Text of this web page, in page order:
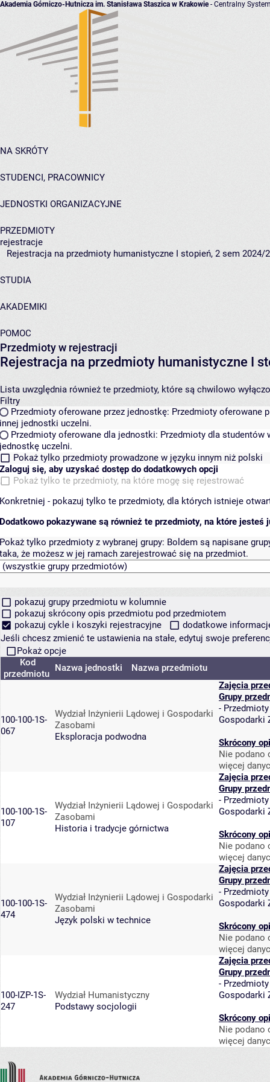
Akademia Górniczo-Hutnicza im. Stanisława Staszica w Krakowie- Centralny
NA SKRÓTY
STUDENCI, PRACOWNICY
JEDNOSTKI ORGANIZACYJNE
PRZEDMIOTY
rejestracje
Rejestracja na przedmioty humanistyczne I stopień, 2 sem 2024/
STUDIA
AKADEMIKI
POMOC
Przedmioty w rejestracji
Rejestracja na przedmioty humanistyczne I
Lista uwzględnia również te przedmioty, które są chwilowo
Filtry
Przedmioty oferowane przez jednostkę: Przedmioty oferowane
innej jednostki uczelni.
Przedmioty oferowane dla jednostki: Przedmioty dla studentów
jednostkę uczelni.
Pokaż tylko przedmioty prowadzone w języku innym niż polski
Zaloguj się, aby uzyskać dostęp do dodatkowych opcji
Pokaż tylko te przedmioty, na które mogę się rejestrować
Konkretniej - pokazuj tylko te przedmioty, dla których istnieje
Dodatkowo pokazywane są również te przedmioty, na które jesteś
Pokaż tylko przedmioty z wybranej grupy: Boldem są napisane
taka, że możesz w jej ramach zarejestrować się na przedmiot.
pokazuj grupy przedmiotu w kolumnie
pokazuj skrócony opis przedmiotu pod przedmiotem
pokazuj cykle i koszyki rejestracyjne
dodatkowe
Jeśli chcesz zmienić te ustawienia na stałe, edytuj swoje
Pokaż opcje
Kod
przedmiotu
Nazwa jednostki Nazwa przedmiotu
100-100-1S-
067
Wydział Inżynierii Lądowej i Gospodarki
Zasobami
Eksploracja podwodna
Zajęcia
Grupy
-
Gospodarki
Skrócony
Nie podano
więcej
100-100-1S-
107
Wydział Inżynierii Lądowej i Gospodarki
Zasobami
Historia i tradycje górnictwa
Zajęcia
Grupy
-
Gospodarki
Skrócony
Nie podano
więcej
100-100-1S-
474
Wydział Inżynierii Lądowej i Gospodarki
Zasobami
Język polski w technice
Zajęcia
Grupy
-
Gospodarki
Skrócony
Nie podano
więcej
100-IZP-1S-
247
Wydział Humanistyczny
Podstawy socjologii
Zajęcia
Grupy
-
Gospodarki
Skrócony
Nie podano
więcej